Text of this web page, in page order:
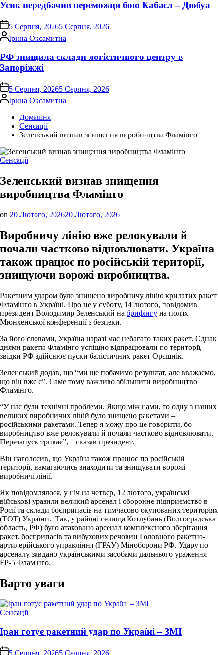
Усик передбачив переможця бою Кабаєл – Дюбуа
on 5 Серпня, 20265 Серпня, 2026
Опубліковано
Ірина Оксамитна
РФ знищила склади логістичного центру в
Запоріжжі
on 5 Серпня, 20265 Серпня, 2026
Опубліковано
Ірина Оксамитна
Домашня
Сенсації
Зеленський визнав знищення виробництва Фламінго
Опублікувати
Сенсації
Зеленський визнав знищення
виробництва Фламінго
on 20 Лютого, 202620 Лютого, 2026
Виробничу лінію вже релокували й
почали частково відновлювати. Україна
також працює по російській території,
знищуючи ворожі виробництва.
Ракетним ударом було знищено виробничу лінію крилатих ракет
Фламінго в Україні. Про це у суботу, 14 лютого, повідомив
президент Володимир Зеленський на брифінгу на полях
Мюнхенської конференції з безпеки.
За його словами, Україна наразі має небагато таких ракет. Однак
днями ракети Фламінго успішно відпрацювали по території,
звідки РФ здійснює пуски балістичних ракет Орєшнік.
Зеленський додав, що “ми ще побачимо результат, але вважаємо,
що він вже є”. Саме тому важливо збільшити виробництво
Фламінго.
“У нас були технічні проблеми. Якщо між нами, то одну з наших
великих виробничих ліній було знищено ракетами –
російськими ракетами. Тепер я можу про це говорити, бо
виробництво вже релокували й почали частково відновлювати.
Перезапуск триває”, – сказав президент.
Він наголосив, що Україна також працює по російській
території, намагаючись знаходити та знищувати ворожі
виробничі лінії.
Як повідомлялося, у ніч на четвер, 12 лютого, українські
військові уразили великий арсенал і оборонне підприємство в
Росії та склади боєприпасів на тимчасово окупованих територіях
(ТОТ) України. Так, у районі селища Котлубань (Волгоградська
область, РФ) було атаковано арсенал комплексного зберігання
ракет, боєприпасів та вибухових речовин Головного ракетно-
артилерійського управління (ГРАУ) Міноборони РФ. Удару по
арсеналу завдано українськими засобами дальнього ураження
FP-5 Фламінго.
Варто уваги
Опублікувати
Сенсації
Іран готує ракетний удар по Україні – ЗМІ
on 5 Серпня, 20265 Серпня, 2026